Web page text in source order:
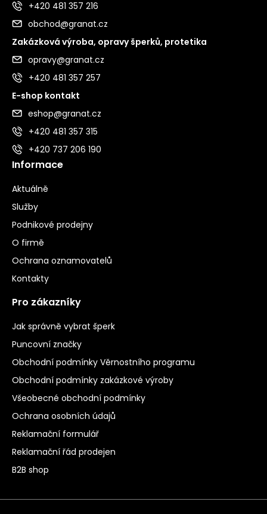
+420 481 357 216
obchod@granat.cz
Zakázková výroba, opravy šperků, protetika
opravy@granat.cz
+420 481 357 257
E-shop kontakt
eshop@granat.cz
+420 481 357 315
+420 737 206 190
Informace
Aktuálně
Služby
Podnikové prodejny
O firmě
Ochrana oznamovatelů
Kontakty
Pro zákazníky
Jak správně vybrat šperk
Puncovní značky
Obchodní podmínky Věrnostního programu
Obchodní podmínky zakázkové výroby
Všeobecné obchodní podmínky
Ochrana osobních údajů
Reklamační formulář
Reklamační řád prodejen
B2B shop